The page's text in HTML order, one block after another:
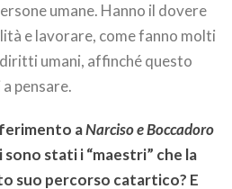
umane. Hanno il dovere
e lavorare, come fanno molti
umani, affinché questo
pensare.
aNarciso e Boccadoro
sono stati i “maestri” che la
suo percorso catartico? E